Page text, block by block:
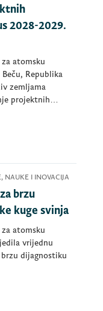
2028-2029.
atomsku
Republika
zemljama
projektnih
NAUKE I INOVACIJA
brzu
kuge svinja
atomsku
vrijednu
dijagnostiku